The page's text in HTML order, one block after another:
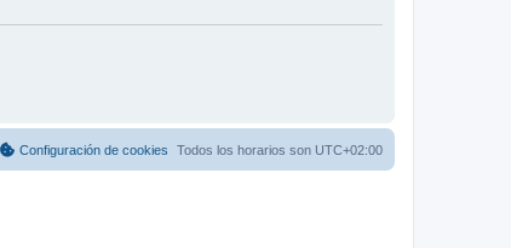
Todos los horarios son UTC+02:00
Configuración de cookies